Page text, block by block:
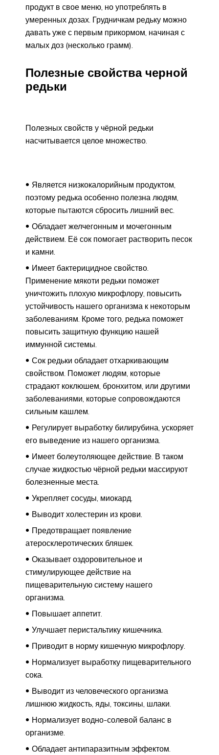
продукт в свое меню, но употреблять в
умеренных дозах. Грудничкам редьку можно
давать уже с первым прикормом, начиная с
малых доз (несколько грамм).
Полезные свойства черной
редьки
Полезных свойств у чёрной редьки
насчитывается целое множество.
Является низкокалорийным продуктом,
поэтому редька особенно полезна людям,
которые пытаются сбросить лишний вес.
Обладает желчегонным и мочегонным
действием. Её сок помогает растворить песок
и камни.
Имеет бактерицидное свойство.
Применение мякоти редьки поможет
уничтожить плохую микрофлору, повысить
устойчивость нашего организма к некоторым
заболеваниям. Кроме того, редька поможет
повысить защитную функцию нашей
иммунной системы.
Сок редьки обладает отхаркивающим
свойством. Поможет людям, которые
страдают коклюшем, бронхитом, или другими
заболеваниями, которые сопровождаются
сильным кашлем.
Регулирует выработку билирубина, ускоряет
его выведение из нашего организма.
Имеет болеутоляющее действие. В таком
случае жидкостью чёрной редьки массируют
болезненные места.
Укрепляет сосуды, миокард.
Выводит холестерин из крови.
Предотвращает появление
атеросклеротических бляшек.
Оказывает оздоровительное и
стимулирующее действие на
пищеварительную систему нашего
организма.
Повышает аппетит.
Улучшает перистальтику кишечника.
Приводит в норму кишечную микрофлору.
Нормализует выработку пищеварительного
сока.
Выводит из человеческого организма
лишнюю жидкость, яды, токсины, шлаки.
Нормализует водно-солевой баланс в
организме.
Обладает антипаразитным эффектом.